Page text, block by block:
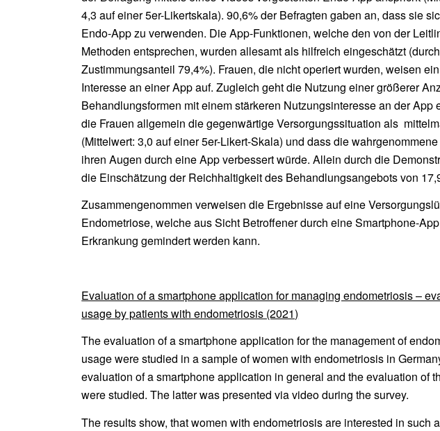
4,3 auf einer 5er-Likertskala). 90,6% der Befragten gaben an, dass sie
Endo-App zu verwenden. Die App-Funktionen, welche den von der
Methoden entsprechen, wurden allesamt als hilfreich eingeschätzt
Zustimmungsanteil 79,4%). Frauen, die nicht operiert wurden, weisen
Interesse an einer App auf. Zugleich geht die Nutzung einer größerer
Behandlungsformen mit einem stärkeren Nutzungsinteresse an der App
die Frauen allgemein die gegenwärtige Versorgungssituation als
(Mittelwert: 3,0 auf einer 5er-Likert-Skala) und dass die
ihren Augen durch eine App verbessert würde. Allein durch die
die Einschätzung der Reichhaltigkeit des Behandlungsangebots von
Zusammengenommen verweisen die Ergebnisse auf eine
Endometriose, welche aus Sicht Betroffener durch eine Smartphone-
Erkrankung gemindert werden kann.
Evaluation of a smartphone application for managing endometriosis –
usage by patients with endometriosis (2021)
The evaluation of a smartphone application for the management of
usage were studied in a sample of women with endometriosis in
evaluation of a smartphone application in general and the evaluation of
were studied. The latter was presented via video during the survey.
The results show, that women with endometriosis are interested in such